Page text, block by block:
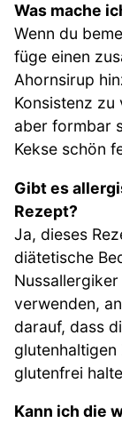
Was mache
Wenn du
füge einen
Ahornsirup
Konsistenz
aber formbar
Kekse schön
Gibt es
Rezept?
Ja, dieses
diätetische
verwenden,
darauf, dass
glutenhaltigen
glutenfrei
Kann ich die